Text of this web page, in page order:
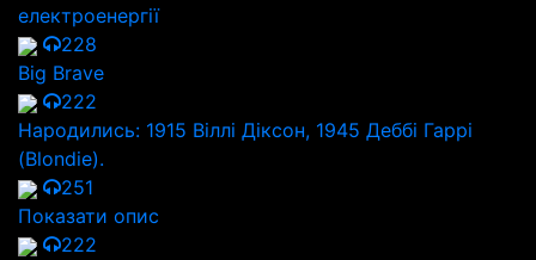
електроенергії
228
Big Brave
222
Народились: 1915 Віллі Діксон, 1945 Деббі Гаррі
(Blondie).
251
Показати опис
222